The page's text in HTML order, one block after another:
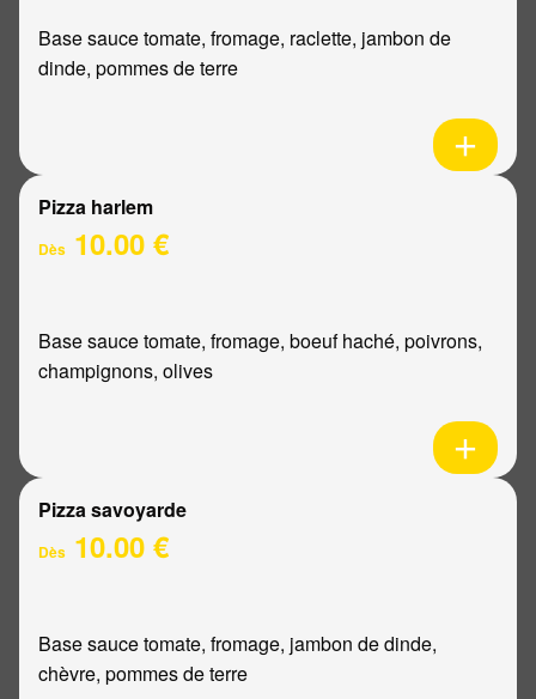
Base sauce tomate, fromage, raclette, jambon de
dinde, pommes de terre
Pizza harlem
Dès 10.00 €
Base sauce tomate, fromage, boeuf haché, poivrons,
champignons, olives
Pizza savoyarde
Dès 10.00 €
Base sauce tomate, fromage, jambon de dinde,
chèvre, pommes de terre